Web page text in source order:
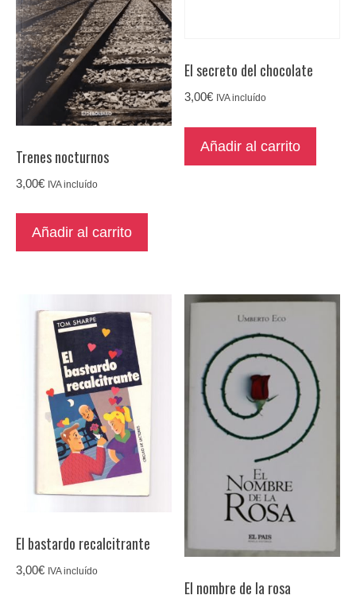
Trenes nocturnos
3,00€ IVA incluído
Añadir al carrito
El secreto del chocolate
3,00€ IVA incluído
Añadir al carrito
El bastardo recalcitrante
3,00€ IVA incluído
El nombre de la rosa